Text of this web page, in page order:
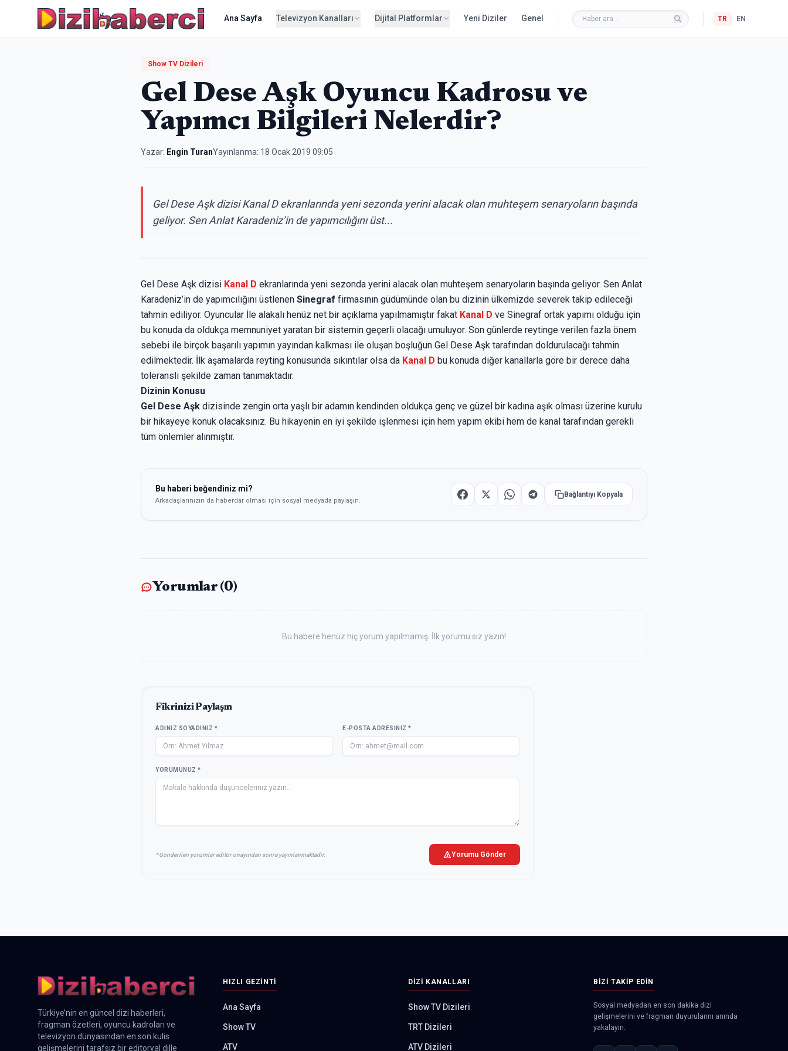
Ana Sayfa Televizyon Kanalları Dijital Platformlar Yeni Diziler Genel TR EN
Show TV Dizileri
Gel Dese Aşk Oyuncu Kadrosu ve
Yapımcı Bilgileri Nelerdir?
Yazar: Engin TuranYayınlanma: 18 Ocak 2019 09:05
Gel Dese Aşk dizisi Kanal D ekranlarında yeni sezonda yerini alacak olan muhteşem senaryoların başında
geliyor. Sen Anlat Karadeniz’in de yapımcılığını üst...
Gel Dese Aşk dizisi Kanal D ekranlarında yeni sezonda yerini alacak olan muhteşem senaryoların başında geliyor. Sen Anlat
Karadeniz’in de yapımcılığını üstlenen Sinegraf firmasının güdümünde olan bu dizinin ülkemizde severek takip edileceği
tahmin ediliyor. Oyuncular İle alakalı henüz net bir açıklama yapılmamıştır fakat Kanal D ve Sinegraf ortak yapımı olduğu için
bu konuda da oldukça memnuniyet yaratan bir sistemin geçerli olacağı umuluyor. Son günlerde reytinge verilen fazla önem
sebebi ile birçok başarılı yapımın yayından kalkması ile oluşan boşluğun Gel Dese Aşk tarafından doldurulacağı tahmin
edilmektedir. İlk aşamalarda reyting konusunda sıkıntılar olsa da Kanal D bu konuda diğer kanallarla göre bir derece daha
toleranslı şekilde zaman tanımaktadır.
Dizinin Konusu
Gel Dese Aşk dizisinde zengin orta yaşlı bir adamın kendinden oldukça genç ve güzel bir kadına aşık olması üzerine kurulu
bir hikayeye konuk olacaksınız. Bu hikayenin en iyi şekilde işlenmesi için hem yapım ekibi hem de kanal tarafından gerekli
tüm önlemler alınmıştır.
Bu haberi beğendiniz mi?
Arkadaşlarınızın da haberdar olması için sosyal medyada paylaşın.
Bağlantıyı Kopyala
Yorumlar (0)
Bu habere henüz hiç yorum yapılmamış. İlk yorumu siz yazın!
Fikrinizi Paylaşın
ADINIZ SOYADINIZ * E-POSTA ADRESINIZ *
YORUMUNUZ *
* Gönderilen yorumlar editör onayından sonra yayınlanmaktadır. Yorumu Gönder
Türkiye’nin en güncel dizi haberleri,
fragman özetleri, oyuncu kadroları ve
televizyon dünyasından en son kulis
gelişmelerini tarafsız bir editoryal dille
HIZLI GEZINTI
Ana Sayfa
Show TV
ATV
DIZI KANALLARI
Show TV Dizileri
TRT Dizileri
ATV Dizileri
BIZI TAKIP EDIN
Sosyal medyadan en son dakika dizi
gelişmelerini ve fragman duyurularını anında
yakalayın.